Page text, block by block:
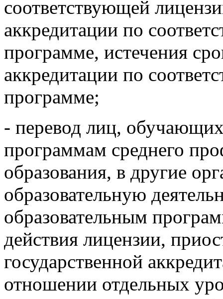
соответствующей
аккредитации по
программе, истечения
аккредитации по
программе;
- перевод лиц,
программам среднего
образования, в другие
образовательную
образовательным
действия лицензии,
государственной
отношении отдельных